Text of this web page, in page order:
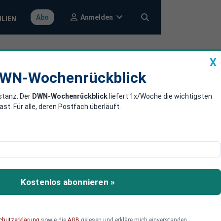
Abo Anmelden
Allerdings, so
X
Wochenrückblick
Der DWN-Wochenrückblick liefert 1x/Woche die wichtigsten
Für alle, deren Postfach überläuft.
Kostenlos abonnieren »